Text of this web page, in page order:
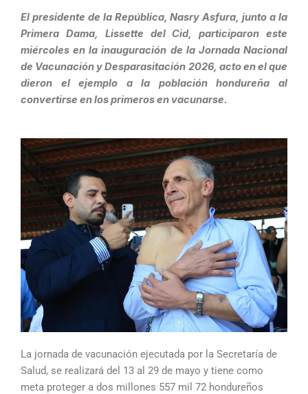
El presidente de la República, Nasry Asfura, junto a la
Primera Dama, Lissette del Cid, participaron este
miércoles en la inauguración de la Jornada Nacional
de Vacunación y Desparasitación 2026, acto en el que
dieron el ejemplo a la población hondureña al
convertirse en los primeros en vacunarse.
La jornada de vacunación ejecutada por la Secretaría de
Salud, se realizará del 13 al 29 de mayo y tiene como
meta proteger a dos millones 557 mil 72 hondureños